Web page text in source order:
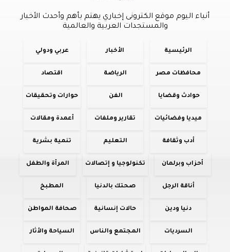
أنباء اليوم موقع الكترونى إخباري يهتم بأهم وأحدث الأخبار
والمستجدات العربية والعالمية
الرئيسية الأخبار عربي ودولي
محافظات مصر الرياضة اقتصاد
حوادث وقضايا الفن حوارات وتحقيقات
ميديا وفضائيات تقارير وملفات أعمدة ومقالات
أدب وثقافة التعليم تنمية بشرية
أحزاب وبرلمان تكنولوجيا و إتصالات المرأة والطفل
أناقة الرجل صحتك بالدنيا المطبخ
دنيا ودين حالات إنسانية صحافة المواطن
السرديات المجتمع والناس السياحة والأثار